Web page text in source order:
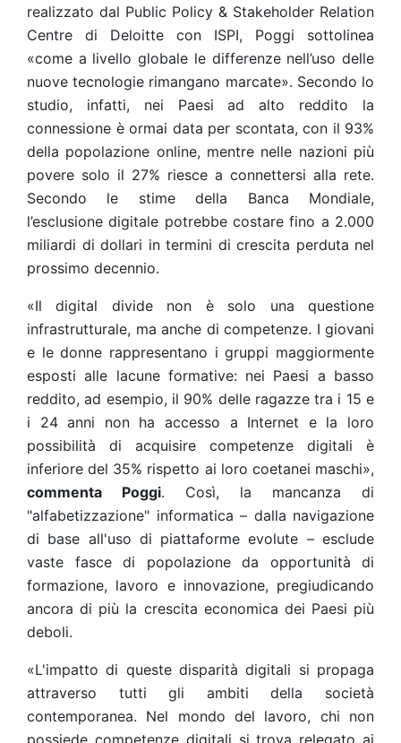
realizzato dal Public Policy & Stakeholder Relation
Centre di Deloitte con ISPI, Poggi sottolinea
«come a livello globale le differenze nell’uso delle
nuove tecnologie rimangano marcate». Secondo lo
studio, infatti, nei Paesi ad alto reddito la
connessione è ormai data per scontata, con il 93%
della popolazione online, mentre nelle nazioni più
povere solo il 27% riesce a connettersi alla rete.
Secondo le stime della Banca Mondiale,
l’esclusione digitale potrebbe costare fino a 2.000
miliardi di dollari in termini di crescita perduta nel
prossimo decennio.
«Il digital divide non è solo una questione
infrastrutturale, ma anche di competenze. I giovani
e le donne rappresentano i gruppi maggiormente
esposti alle lacune formative: nei Paesi a basso
reddito, ad esempio, il 90% delle ragazze tra i 15 e
i 24 anni non ha accesso a Internet e la loro
possibilità di acquisire competenze digitali è
inferiore del 35% rispetto ai loro coetanei maschi»,
commenta Poggi. Così, la mancanza di
"alfabetizzazione" informatica – dalla navigazione
di base all'uso di piattaforme evolute – esclude
vaste fasce di popolazione da opportunità di
formazione, lavoro e innovazione, pregiudicando
ancora di più la crescita economica dei Paesi più
deboli.
«L'impatto di queste disparità digitali si propaga
attraverso tutti gli ambiti della società
contemporanea. Nel mondo del lavoro, chi non
possiede competenze digitali si trova relegato ai